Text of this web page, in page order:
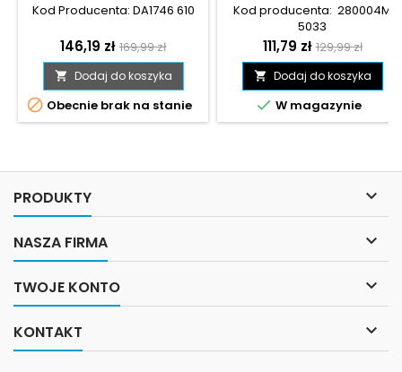
Kod Producenta: DA1746 610
Cena
146,19 zł Cena
podstawowa
169,99 zł
 Dodaj do koszyka
 Obecnie brak na stanie
Kod producenta: 280004M
5033
Cena
111,79 zł Cena
podstawowa
129,99 zł
 Dodaj do koszyka
 W magazynie
PRODUKTY 
NASZA FIRMA 
TWOJE KONTO 
KONTAKT 